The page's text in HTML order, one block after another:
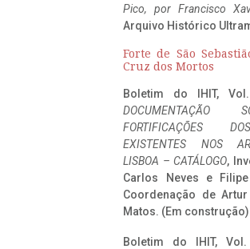
Pico, por Francisco
Arquivo Histórico
Forte de São
Cruz dos Mortos
Boletim do IHIT,
DOCUMENTAÇÃO
FORTIFICAÇÕES
EXISTENTES NOS
LISBOA – CATÁLOGO,
Carlos Neves e
Coordenação de
Matos. (Em construção)
Boletim do IHIT,